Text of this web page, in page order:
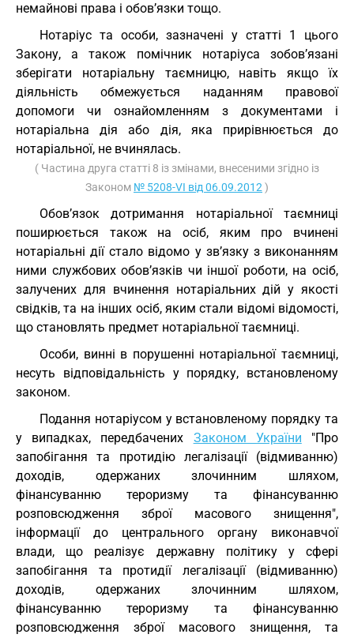
немайнові права і обов’язки тощо.
Нотаріус та особи, зазначені у статті 1 цього
Закону, а також помічник нотаріуса зобов’язані
зберігати нотаріальну таємницю, навіть якщо їх
діяльність обмежується наданням правової
допомоги чи ознайомленням з документами і
нотаріальна дія або дія, яка прирівнюється до
нотаріальної, не вчинялась.
( Частина друга статті 8 із змінами, внесеними згідно із
Законом № 5208-VI від 06.09.2012 )
Обов’язок дотримання нотаріальної таємниці
поширюється також на осіб, яким про вчинені
нотаріальні дії стало відомо у зв’язку з виконанням
ними службових обов’язків чи іншої роботи, на осіб,
залучених для вчинення нотаріальних дій у якості
свідків, та на інших осіб, яким стали відомі відомості,
що становлять предмет нотаріальної таємниці.
Особи, винні в порушенні нотаріальної таємниці,
несуть відповідальність у порядку, встановленому
законом.
Подання нотаріусом у встановленому порядку та
у випадках, передбачених Законом України "Про
запобігання та протидію легалізації (відмиванню)
доходів, одержаних злочинним шляхом,
фінансуванню тероризму та фінансуванню
розповсюдження зброї масового знищення",
інформації до центрального органу виконавчої
влади, що реалізує державну політику у сфері
запобігання та протидії легалізації (відмиванню)
доходів, одержаних злочинним шляхом,
фінансуванню тероризму та фінансуванню
розповсюдження зброї масового знищення, та